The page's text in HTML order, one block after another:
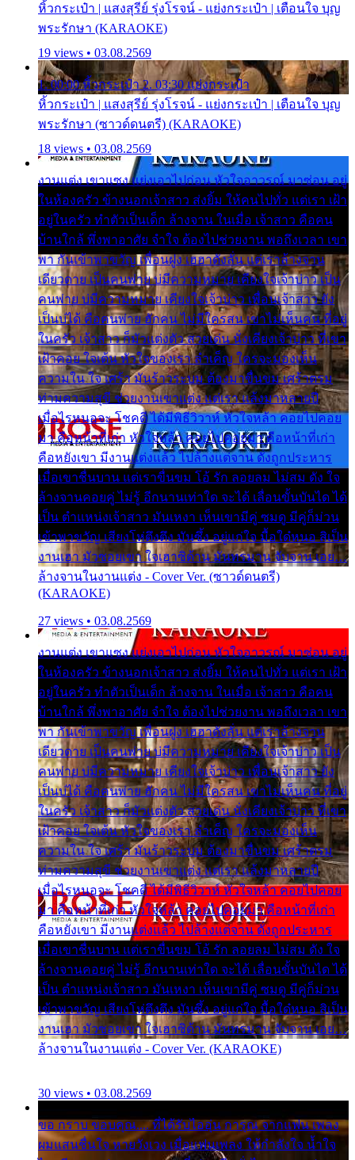
หิ้วกระเป๋า | แสงสุรีย์ รุ่งโรจน์ - แย่งกระเป๋า | เตือนใจ บุญ
พระรักษา (KARAOKE)
19 views • 03.08.2569
1. 00:00 หิ้วกระเป๋า 2. 03:30 แย่งกระเป๋า
หิ้วกระเป๋า | แสงสุรีย์ รุ่งโรจน์ - แย่งกระเป๋า | เตือนใจ บุญ
พระรักษา (ซาวด์ดนตรี) (KARAOKE)
18 views • 03.08.2569
งานแต่ง เขาแซง แย่งเอาไปก่อน หัวใจอาวรณ์ มาซ่อน อยู่
ในห้องครัว ข้างนอกเจ้าสาว ส่งยิ้ม ให้คนไปทั่ว แต่เรา เฝ้า
อยู่ในครัว ทำตัวเป็นเด็ก ล้างจาน ในเมื่อ เจ้าสาว คือคน
บ้านใกล้ พึ่งพาอาศัย จำใจ ต้องไปช่วยงาน พอถึงเวลา เขา
พา กันเข้าพาขวัญ เพื่อนฝูง เฮฮาดังลั่น แต่เราล้างจาน
เดียวดาย เป็นคนพ่าย บ่มีความหมาย เคียงใจเจ้าบ่าว เป็น
คนพ่าย บ่มีความหมาย เคียงใจเจ้าบ่าว เพื่อนเจ้าสาว ยัง
เป็นบ่ได้ คือคนพ่าย ฮักคน ไม่มีใครสน เขาไม่เห็นคน ที่อยู่
ในครัว เจ้าสาว ก็มัวแต่งตัว สวยเด่น นั่งเคียงเจ้าบ่าว ที่เขา
เฝ้าคอย ใจเต้น หัวใจของเรา ลำเค็ญ ใครจะมองเห็น
ความใน ใจ เศร้า มันร้าวระบม ต้องมาขื่นขม เศร้าตรม
ท่ามความสุขี ช่วยงานเขาแต่ง แต่เรา แล้งมาหลายปี
เมื่อไรหนอจะ โชคดี ได้มีพิธีวิวาห์ หัวใจหล้า คอยไปคอย
มา คือหน้าที่เก่า หัวใจหล้า คอยไปคอยมา คือหน้าที่เก่า
คือหยังเขา มีงานแต่งแล้ว ไปล้างแต่จาน ดั่งถูกประหาร
เมื่อเขาชื่นบาน แต่เราขื่นขม โอ้ รัก ลอยลม ไม่สม ดัง ใจ
ล้างจานคอยคู่ ไม่รู้ อีกนานเท่าใด จะได้ เลื่อนขั้นบันได ได้
เป็น ตำแหน่งเจ้าสาว มันเหงา เห็นเขามีคู่ ซมดู มีคู่ก็ม่วน
เข้าพาขวัญ เสียงโห่ตึงตึง มันซึ้ง อยู่แก่ใจ มื้อใด๋หนอ สิเป็น
งานเฮา มัวซอยเขา ใจเฮาซิด้าน มันทรมาน จับจาน เอย…
ล้างจานในงานแต่ง - Cover Ver. (ซาวด์ดนตรี)
(KARAOKE)
27 views • 03.08.2569
งานแต่ง เขาแซง แย่งเอาไปก่อน หัวใจอาวรณ์ มาซ่อน อยู่
ในห้องครัว ข้างนอกเจ้าสาว ส่งยิ้ม ให้คนไปทั่ว แต่เรา เฝ้า
อยู่ในครัว ทำตัวเป็นเด็ก ล้างจาน ในเมื่อ เจ้าสาว คือคน
บ้านใกล้ พึ่งพาอาศัย จำใจ ต้องไปช่วยงาน พอถึงเวลา เขา
พา กันเข้าพาขวัญ เพื่อนฝูง เฮฮาดังลั่น แต่เราล้างจาน
เดียวดาย เป็นคนพ่าย บ่มีความหมาย เคียงใจเจ้าบ่าว เป็น
คนพ่าย บ่มีความหมาย เคียงใจเจ้าบ่าว เพื่อนเจ้าสาว ยัง
เป็นบ่ได้ คือคนพ่าย ฮักคน ไม่มีใครสน เขาไม่เห็นคน ที่อยู่
ในครัว เจ้าสาว ก็มัวแต่งตัว สวยเด่น นั่งเคียงเจ้าบ่าว ที่เขา
เฝ้าคอย ใจเต้น หัวใจของเรา ลำเค็ญ ใครจะมองเห็น
ความใน ใจ เศร้า มันร้าวระบม ต้องมาขื่นขม เศร้าตรม
ท่ามความสุขี ช่วยงานเขาแต่ง แต่เรา แล้งมาหลายปี
เมื่อไรหนอจะ โชคดี ได้มีพิธีวิวาห์ หัวใจหล้า คอยไปคอย
มา คือหน้าที่เก่า หัวใจหล้า คอยไปคอยมา คือหน้าที่เก่า
คือหยังเขา มีงานแต่งแล้ว ไปล้างแต่จาน ดั่งถูกประหาร
เมื่อเขาชื่นบาน แต่เราขื่นขม โอ้ รัก ลอยลม ไม่สม ดัง ใจ
ล้างจานคอยคู่ ไม่รู้ อีกนานเท่าใด จะได้ เลื่อนขั้นบันได ได้
เป็น ตำแหน่งเจ้าสาว มันเหงา เห็นเขามีคู่ ซมดู มีคู่ก็ม่วน
เข้าพาขวัญ เสียงโห่ตึงตึง มันซึ้ง อยู่แก่ใจ มื้อใด๋หนอ สิเป็น
งานเฮา มัวซอยเขา ใจเฮาซิด้าน มันทรมาน จับจาน เอย…
ล้างจานในงานแต่ง - Cover Ver. (KARAOKE)
30 views • 03.08.2569
ขอ กราบ ขอบคุณ.... ที่ได้รับไออุ่น การุณ จากแฟน เพลง
ผมแสนชื่นใจ หายวังเวง เมื่อแฟนเพลง ให้กำลังใจ น้ำใจ